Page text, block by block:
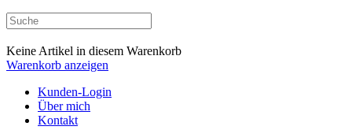
Keine Artikel in diesem Warenkorb
Warenkorb anzeigen
Kunden-Login
Über mich
Kontakt